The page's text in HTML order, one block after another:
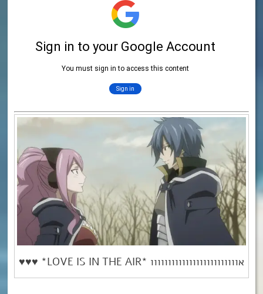
אווווווווווווווווווווווווו *LOVE IS IN THE AIR* ♥♥♥